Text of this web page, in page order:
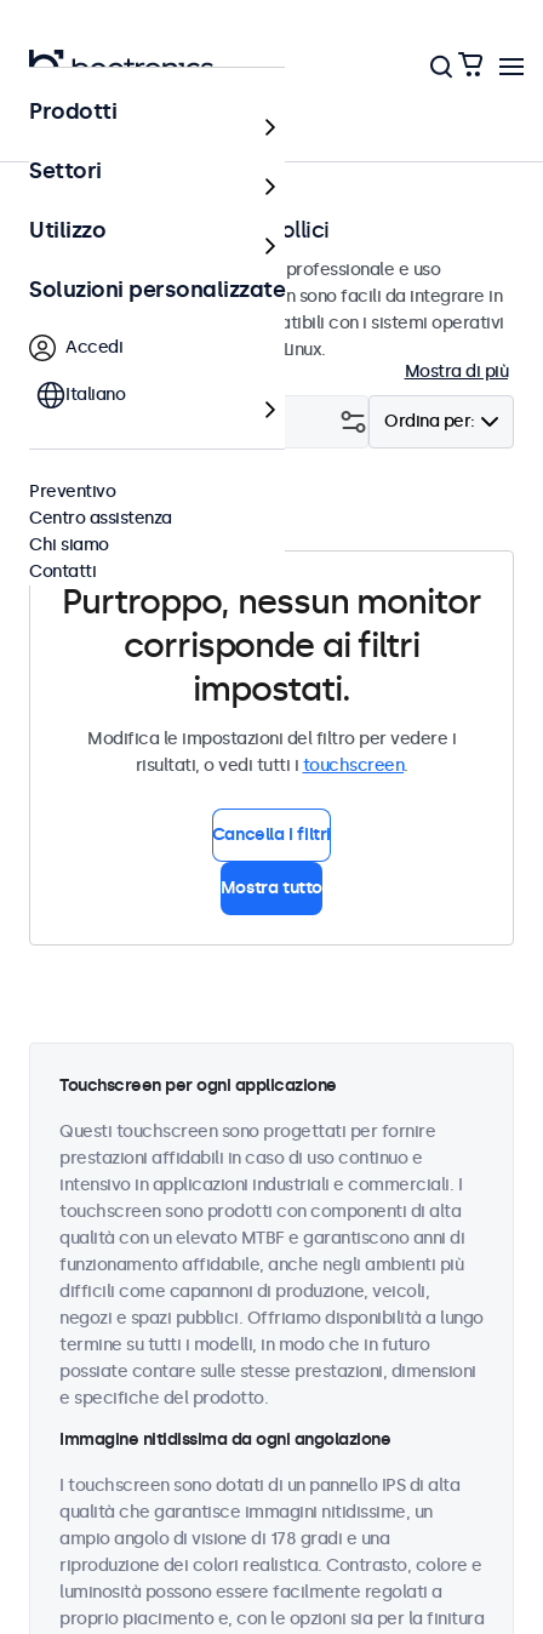
Home
Touchscreen da 7 a 32 pollici
Touchscreen progettati per uso professionale e uso
continuativo. Questi touchscreen sono facili da integrare in
qualsiasi contesto e sono compatibili con i sistemi operativi
Windows, macOS, ChromeOS e Linux.
Mostra di più
Ordina per:
RCA Cancella i filtri
Purtroppo, nessun monitor
corrisponde ai filtri
impostati.
Modifica le impostazioni del filtro per vedere i
risultati, o vedi tutti i touchscreen.
Cancella i filtri
Mostra tutto
Touchscreen per ogni applicazione
Questi touchscreen sono progettati per fornire
prestazioni affidabili in caso di uso continuo e
intensivo in applicazioni industriali e commerciali. I
touchscreen sono prodotti con componenti di alta
qualità con un elevato MTBF e garantiscono anni di
funzionamento affidabile, anche negli ambienti più
difficili come capannoni di produzione, veicoli,
negozi e spazi pubblici. Offriamo disponibilità a lungo
termine su tutti i modelli, in modo che in futuro
possiate contare sulle stesse prestazioni, dimensioni
e specifiche del prodotto.
Immagine nitidissima da ogni angolazione
I touchscreen sono dotati di un pannello IPS di alta
qualità che garantisce immagini nitidissime, un
ampio angolo di visione di 178 gradi e una
riproduzione dei colori realistica. Contrasto, colore e
luminosità possono essere facilmente regolati a
proprio piacimento e, con le opzioni sia per la finitura
Prodotti
Settori
Utilizzo
Soluzioni personalizzate
Accedi
Italiano
Preventivo
Centro assistenza
Chi siamo
Contatti